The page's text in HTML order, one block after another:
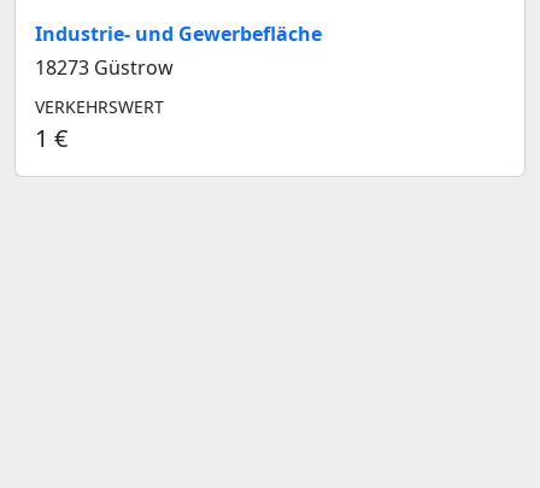
Industrie- und Gewerbefläche
18273 Güstrow
VERKEHRSWERT
1 €